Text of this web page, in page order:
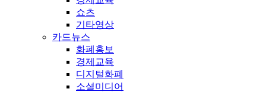
쇼츠
기타영상
카드뉴스
화폐홍보
경제교육
디지털화폐
소셜미디어